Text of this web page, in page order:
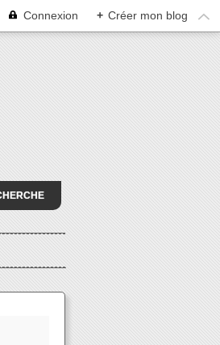
Connexion + Créer mon blog